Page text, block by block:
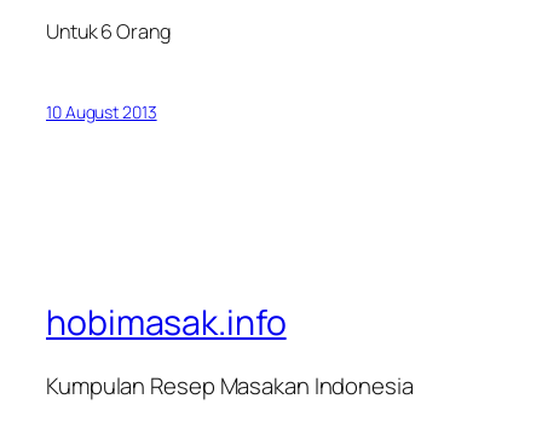
Untuk 6 Orang
10 August 2013
hobimasak.info
Kumpulan Resep Masakan Indonesia